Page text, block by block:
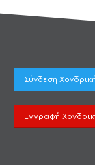
Σύνδεση
Εγγραφή